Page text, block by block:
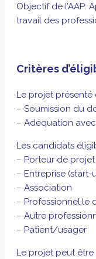
Objectif de l’AAP:
travail des
Critères
Le projet présenté
– Soumission du
– Adéquation
Les candidats
– Porteur de projet
– Entreprise (start-
– Association
– Professionnel.le
– Autre
– Patient/usager
Le projet peut